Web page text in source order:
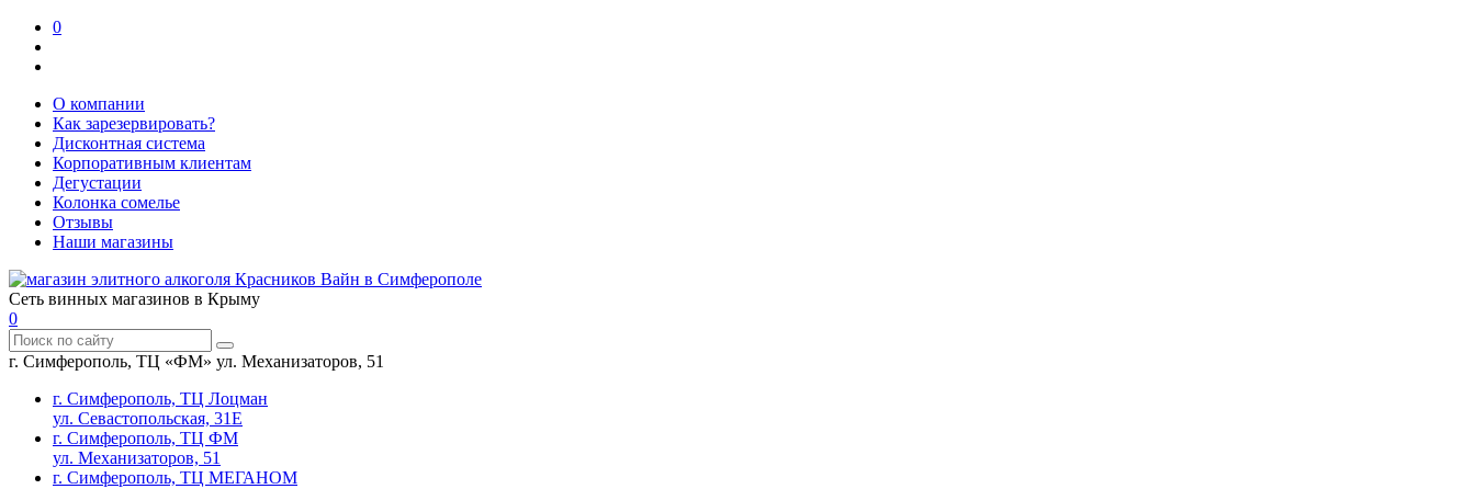
0
О компании
Как зарезервировать?
Дисконтная система
Корпоративным клиентам
Дегустации
Колонка сомелье
Отзывы
Наши магазины
Сеть винных магазинов в Крыму
0
г. Симферополь, ТЦ «ФМ» ул. Механизаторов, 51
г. Симферополь, ТЦ Лоцман
ул. Севастопольская, 31Е
г. Симферополь, ТЦ ФМ
ул. Механизаторов, 51
г. Симферополь, ТЦ МЕГАНОМ